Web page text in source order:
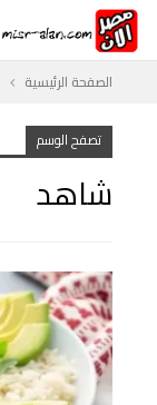
الصفحة الرئيسية
تصفح الوسم
شاهد